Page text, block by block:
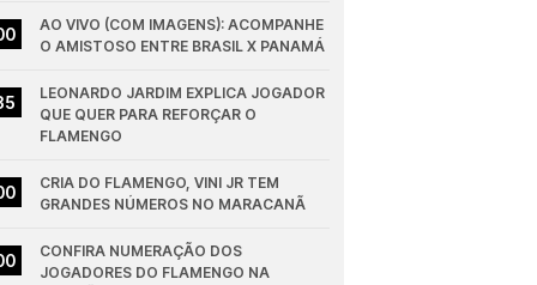
AO VIVO (COM IMAGENS): ACOMPANHE
O AMISTOSO ENTRE BRASIL X PANAMÁ
LEONARDO JARDIM EXPLICA JOGADOR
QUE QUER PARA REFORÇAR O
FLAMENGO
CRIA DO FLAMENGO, VINI JR TEM
GRANDES NÚMEROS NO MARACANÃ
CONFIRA NUMERAÇÃO DOS
JOGADORES DO FLAMENGO NA